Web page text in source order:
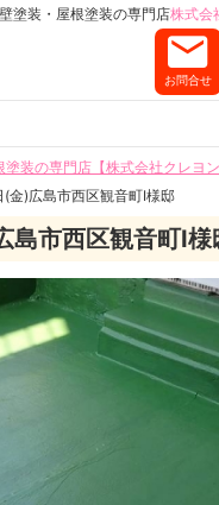
塗装・屋根塗装の専門店株式会
お問合せ
装の専門店【株式会社クレヨン
金)広島市西区観音町I様邸
島市西区観音町I様